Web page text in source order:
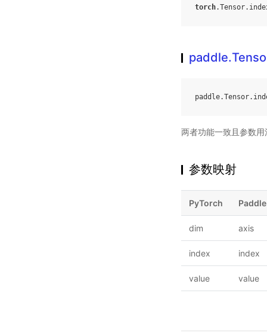
torch.Tensor.
paddle.Tensor.
两者功能一致且参数
参数映射
PyTorch
dim axis
index index
value value